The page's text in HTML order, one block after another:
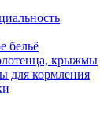
бельё
крыжмы
для кормления